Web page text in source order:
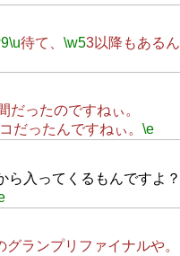
\u待て、 \w53以降もあるん
だったのですねぃ。
だったんですねぃ。 \e
ら入ってくるもんですよ？
グランプリファイナルや。